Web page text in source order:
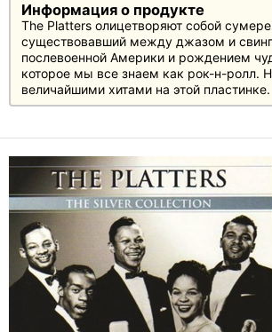
Информация о продукте
The Platters олицетворяют собой
существовавший между джазом и
послевоенной Америки и рождением
которое мы все знаем как рок-н-ролл.
величайшими хитами на этой пластинке.